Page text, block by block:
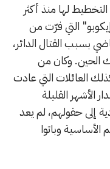
لها منذ أكثر
التي فرّت من
بسبب القتال الدائر،
الحين. وكان من
العائلات التي عادت
الأشهر القليلة
إلى حقولهم، لم يعد
وباتوا